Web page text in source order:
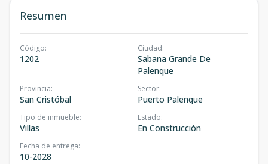
Resumen
Código:
1202
Ciudad:
Sabana Grande De
Palenque
Provincia:
San Cristóbal
Sector:
Puerto Palenque
Tipo de inmueble:
Villas
Estado:
En Construcción
Fecha de entrega:
10-2028